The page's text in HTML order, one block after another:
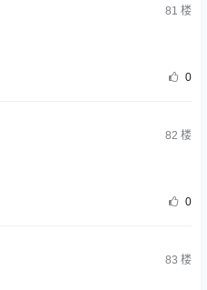
81 楼
0
82 楼
0
83 楼